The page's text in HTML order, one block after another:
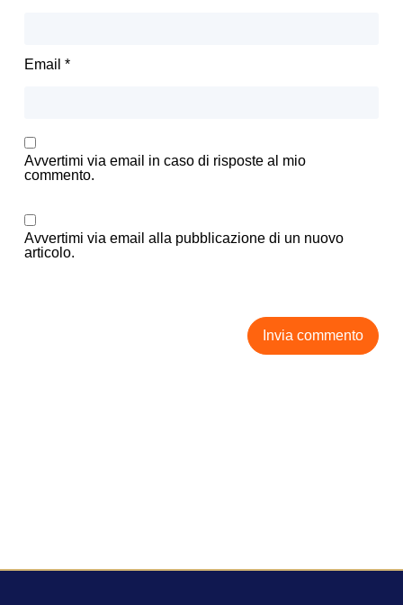
Email *
Avvertimi via email in caso di risposte al mio
commento.
Avvertimi via email alla pubblicazione di un nuovo
articolo.